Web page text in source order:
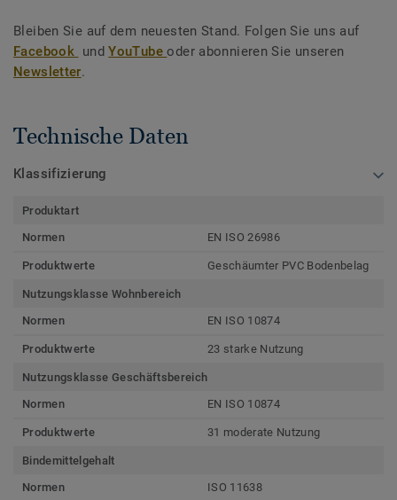
Bleiben Sie auf dem neuesten Stand. Folgen Sie uns auf
Facebook undYouTubeoder abonnieren Sie unseren
Newsletter.
Technische Daten
Klassifizierung
Produktart
Normen
EN ISO 26986
Produktwerte Geschäumter PVC Bodenbelag
Nutzungsklasse Wohnbereich
Normen
EN ISO 10874
Produktwerte 23 starke Nutzung
Nutzungsklasse Geschäftsbereich
Normen
EN ISO 10874
Produktwerte 31 moderate Nutzung
Bindemittelgehalt
Normen
ISO 11638